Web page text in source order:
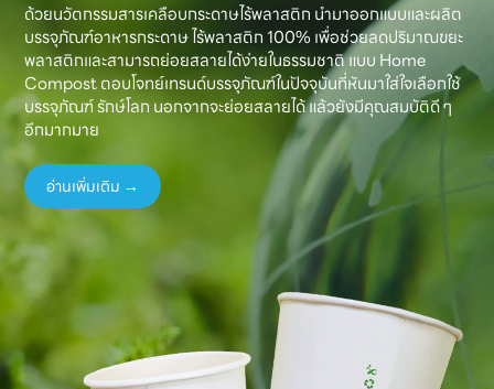
ด้วยนวัตกรรมสารเคลือบกระดาษไร้พลาสติก นำมาออกแบบและผลิต
บรรจุภัณฑ์อาหารกระดาษ ไร้พลาสติก 100% เพื่อช่วยลดปริมาณขยะ
พลาสติกและสามารถย่อยสลายได้ง่ายในธรรมชาติ แบบ Home
Compost ตอบโจทย์เทรนด์บรรจุภัณฑ์ในปัจจุบันที่หันมาใส่ใจเลือกใช้
บรรจุภัณฑ์ รักษ์โลก นอกจากจะย่อยสลายได้ แล้วยังมีคุณสมบัติดี ๆ
อีกมากมาย
อ่านเพิ่มเติม →